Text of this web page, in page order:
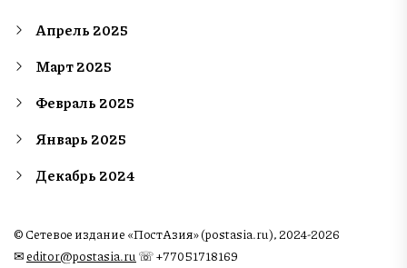
Апрель 2025
Март 2025
Февраль 2025
Январь 2025
Декабрь 2024
© Сетевое издание «ПостАзия» (postasia.ru), 2024-2026
✉︎editor@postasia.ru ☏ +77051718169